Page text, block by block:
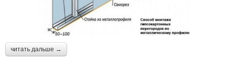
читать дальше →